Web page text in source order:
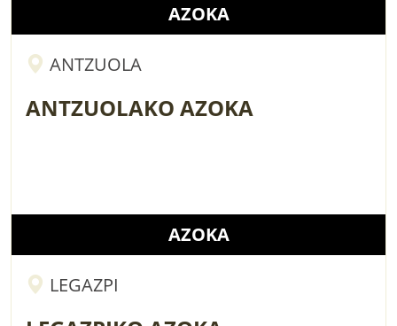
AZOKA
ANTZUOLA
ANTZUOLAKO AZOKA
AZOKA
LEGAZPI